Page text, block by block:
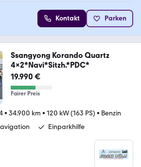
Kontakt Parken
Ssangyong Korando Quartz
4x2*Navi*Sitzh.*PDC*
19.990 €
Fairer Preis
• 34.900 km • 120 kW (163 PS) • Benzin
Einparkhilfe